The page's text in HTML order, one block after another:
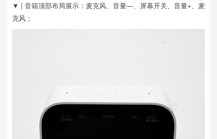
▼ | 音箱顶部布局展示：麦克风、音量—、屏幕开关、音量+、麦
克风；